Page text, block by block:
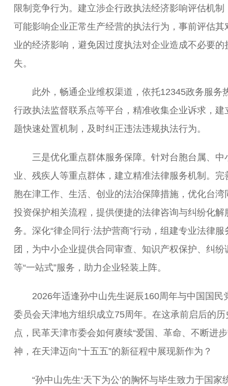
限制竞争行为。建立涉企行政执法经济影响评估机制
可能影响企业正常生产经营的执法行为，事前评估其
业的经济影响，避免因过度执法对企业造成不必要的
失。
此外，畅通企业维权渠道，依托12345政务服务
行政执法监督联系点等平台，精准收集企业诉求，建
题快速处置机制，及时纠正违法违规执法行为。
三是优化重点群体服务保障。针对台胞台属、中
业、残疾人等重点群体，建立精准法律服务机制。完
胞在津工作、生活、创业的法治保障措施，优化台湾
投资保护相关流程，提供便捷的法律咨询与纠纷化解
务。深化“律企同行·法护营商”行动，组建专业法律服
团，为中小企业提供合同审查、知识产权保护、纠纷
等“一站式”服务，助力企业轻装上阵。
2026年适逢孙中山先生诞辰160周年与中国国民
委员会天津地方组织成立75周年。在这承前启后的历
点，民革天津市委会如何赓续“爱国、革命、不断进
神，在天津迈向“十五五”的新征程中展现新作为？
“孙中山先生‘天下为公’的胸怀与毕生致力于国家